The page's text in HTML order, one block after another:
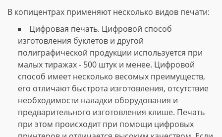
В копицентрах применяют несколько видов печати:
Цифровая печать. Цифровой способ
изготовления буклетов и другой
полиграфической продукции используется при
малых тиражах - 500 штук и менее. Цифровой
способ имеет несколько весомых преимуществ,
его отличают быстрота изготовления, отсутствие
необходимости наладки оборудования и
предварительного изготовления клише. Печать
при этом происходит при помощи цифровых